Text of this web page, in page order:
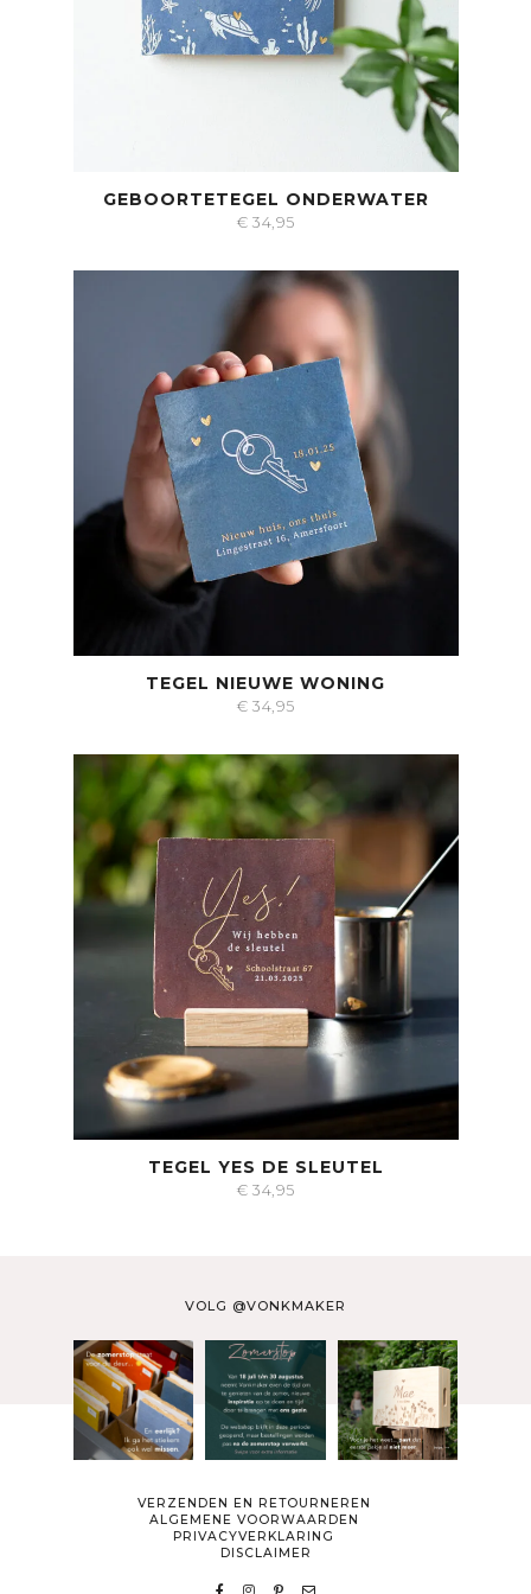
GEBOORTETEGEL ONDERWATER
€ 34,95
TEGEL NIEUWE WONING
€ 34,95
TEGEL YES DE SLEUTEL
€ 34,95
VOLG @VONKMAKER
VERZENDEN EN RETOURNEREN
ALGEMENE VOORWAARDEN
PRIVACYVERKLARING
DISCLAIMER